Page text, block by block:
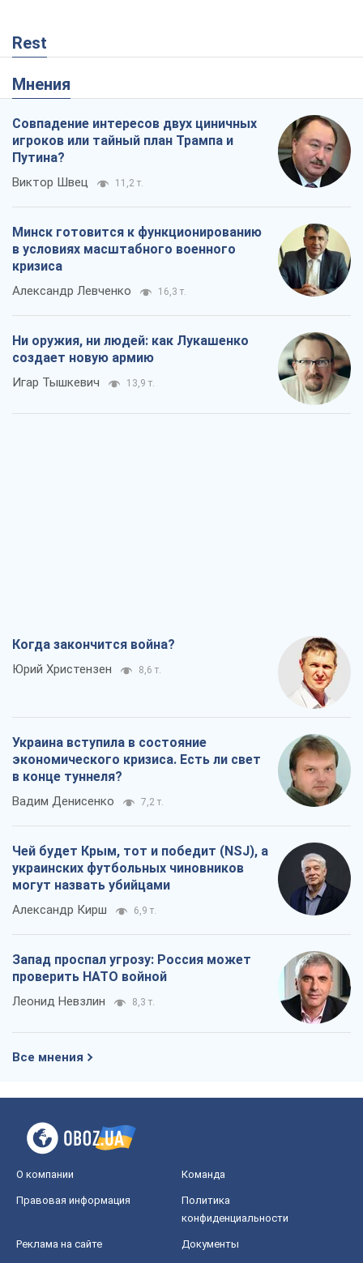
Rest
Мнения
Совпадение интересов двух циничных
игроков или тайный план Трампа и
Путина?
Виктор Швец 11,2 т.
Минск готовится к функционированию
в условиях масштабного военного
кризиса
Александр Левченко 16,3 т.
Ни оружия, ни людей: как Лукашенко
создает новую армию
Игар Тышкевич 13,9 т.
Когда закончится война?
Юрий Христензен 8,6 т.
Украина вступила в состояние
экономического кризиса. Есть ли свет
в конце туннеля?
Вадим Денисенко 7,2 т.
Чей будет Крым, тот и победит (NSJ), а
украинских футбольных чиновников
могут назвать убийцами
Александр Кирш 6,9 т.
Запад проспал угрозу: Россия может
проверить НАТО войной
Леонид Невзлин 8,3 т.
Все мнения
О компании Команда
Правовая информация
Политика
конфиденциальности
Реклама на сайте Документы